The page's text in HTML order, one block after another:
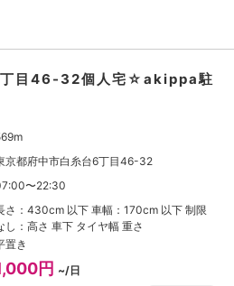
目46-32個人宅☆akippa駐
京都府中市白糸台6丁目46-32
〜22:30
さ：430cm 以下 車幅：170cm 以下 制限
し：高さ 車下 タイヤ幅 重さ
置き
円 ~/日